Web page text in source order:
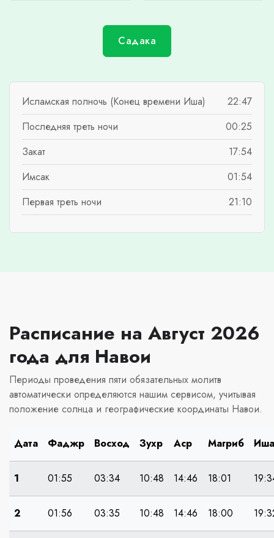
Садака
Исламская полночь (Конец времени Иша)
22:47
Последняя треть ночи
00:25
Закат
17:54
Имсак
01:54
Первая треть ночи
21:10
Расписание на Август 2026
года для Навои
Периоды проведения пяти обязательных молитв
автоматически определяются нашим сервисом, учитывая
положение солнца и географические координаты Навои.
Дата Фаджр Восход Зухр Аср Магриб Иша
1 01:55 03:34 10:48 14:46 18:01
2 01:56 03:35 10:48 14:46 18:00